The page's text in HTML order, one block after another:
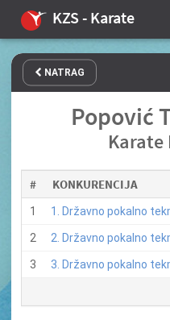
KZS - Karate
NATRAG
Popović
Karate
# KONKURENCIJA
1 1. Državno pokalno
2 2. Državno pokalno
3 3. Državno pokalno